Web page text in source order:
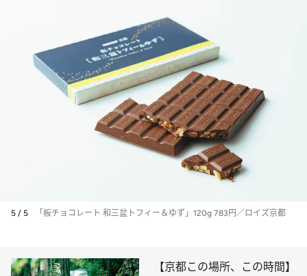
5 / 5 「板チョコレート 和三盆トフィー＆ゆず」120g 783円／ロイズ京都
【京都この場所、この時間】